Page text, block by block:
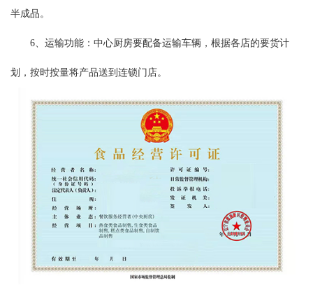
半成品。
6、运输功能：中心厨房要配备运输车辆，根据各店的要货计
划，按时按量将产品送到连锁门店。